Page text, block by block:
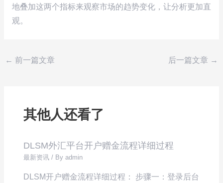
地叠加这两个指标来观察市场的趋势变化，让分析更加直
观。
← 前一篇文章 后一篇文章 →
其他人还看了
DLSM外汇平台开户赠金流程详细过程
最新资讯 / Byadmin
DLSM开户赠金流程详细过程： 步骤一：登录后台